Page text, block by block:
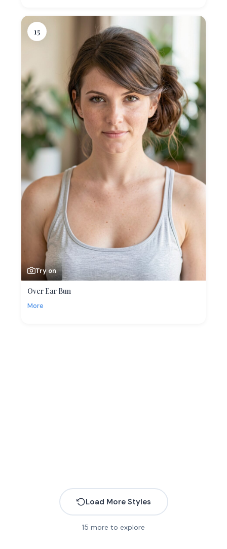
15
Try on
Over Ear Bun
More
Load More Styles
15 more to explore